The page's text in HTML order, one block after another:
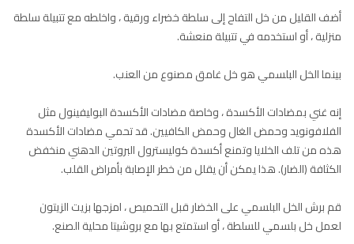
أضف القليل من خل التفاح إلى سلطة خضراء ورقية ، واخلطه مع تتبيلة سلطة
منزلية ، أو استخدمه في تتبيلة منعشة.
بينما الخل البلسمي هو خل غامق مصنوع من العنب.
إنه غني بمضادات الأكسدة ، وخاصة مضادات الأكسدة البوليفينول مثل
الفلافونويد وحمض الغال وحمض الكافيين. قد تحمي مضادات الأكسدة
هذه من تلف الخلايا وتمنع أكسدة كوليسترول البروتين الدهني منخفض
الكثافة (الضار). هذا يمكن أن يقلل من خطر الإصابة بأمراض القلب.
قم برش الخل البلسمي على الخضار قبل التحميص ، امزجها بزيت الزيتون
لعمل خل بلسمي للسلطة ، أو استمتع بها مع بروشيتا محلية الصنع.